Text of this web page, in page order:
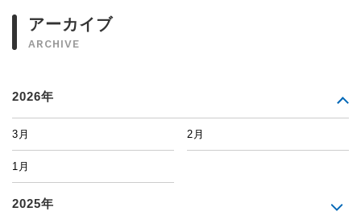
アーカイブ
ARCHIVE
2026年
3月 2月
1月
2025年